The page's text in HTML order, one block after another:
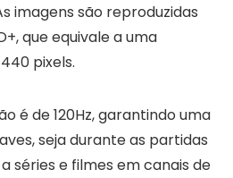
imagens são reproduzidas
que equivale a uma
pixels.
é de 120Hz, garantindo uma
seja durante as partidas
séries e filmes em canais de